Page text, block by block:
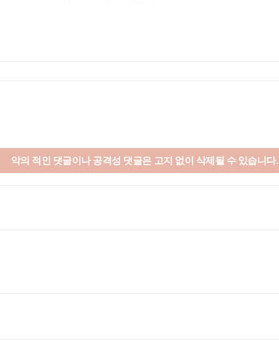
악의 적인 댓글이나 공격성 댓글은 고지 없이 삭제될 수 있습니다.